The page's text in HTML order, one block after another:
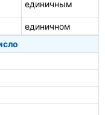
единичным
единичном